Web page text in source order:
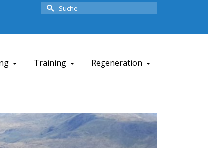
Suche
nach:
Training Regeneration